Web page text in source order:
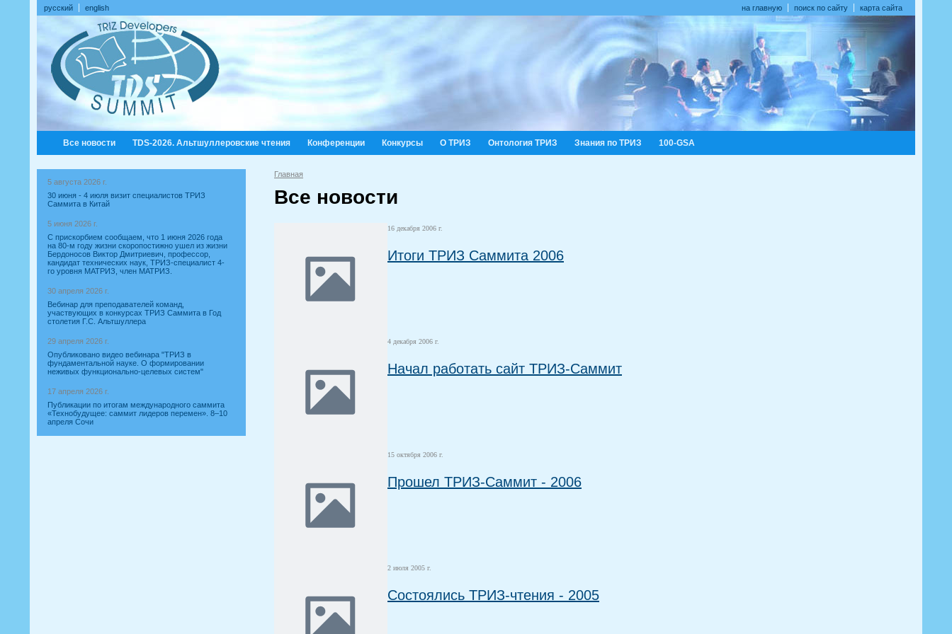
русский english на главную поиск по сайту карта сайта
Все новости TDS-2026. Альтшуллеровские чтения Конференции Конкурсы О ТРИЗ Онтология ТРИЗ Знания по ТРИЗ 100-GSA
5 августа 2026 г.
30 июня - 4 июля визит специалистов ТРИЗ
Саммита в Китай
5 июня 2026 г.
С прискорбием сообщаем, что 1 июня 2026 года
на 80-м году жизни скоропостижно ушел из жизни
Бердоносов Виктор Дмитриевич, профессор,
кандидат технических наук, ТРИЗ-специалист 4-
го уровня МАТРИЗ, член МАТРИЗ.
30 апреля 2026 г.
Вебинар для преподавателей команд,
участвующих в конкурсах ТРИЗ Саммита в Год
столетия Г.С. Альтшуллера
29 апреля 2026 г.
Опубликовано видео вебинара "ТРИЗ в
фундаментальной науке. О формировании
неживых функционально-целевых систем"
17 апреля 2026 г.
Публикации по итогам международного саммита
«Технобудущее: саммит лидеров перемен». 8–10
апреля Сочи
Главная
Все новости
16 декабря 2006 г.
Итоги ТРИЗ Саммита 2006
4 декабря 2006 г.
Начал работать сайт ТРИЗ-Саммит
15 октября 2006 г.
Прошел ТРИЗ-Саммит - 2006
2 июля 2005 г.
Cостоялись ТРИЗ-чтения - 2005